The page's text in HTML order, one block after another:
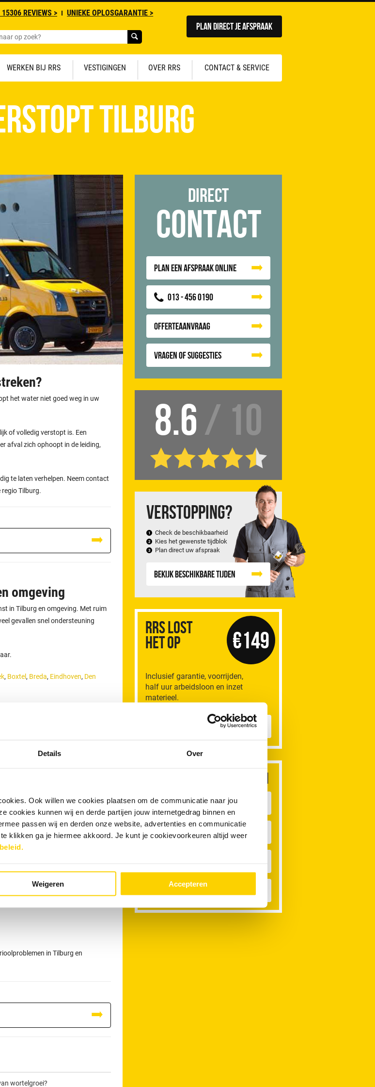
Details Over
Ook willen we cookies plaatsen om de communicatie naar jou
cookies kunnen wij en derde partijen jouw internetgedrag binnen en
passen wij en derden onze website, advertenties en communicatie
klikken ga je hiermee akkoord. Je kunt je cookievoorkeuren altijd weer
Weigeren Accepteren
15306 REVIEWS > UNIEKE OPLOSGARANTIE >
Plan direct je afspraak
WERKEN BIJ RRS VESTIGINGEN OVER RRS CONTACT & SERVICE
Tilburg
het water niet goed weg in uw
of volledig verstopt is. Een
afval zich ophoopt in de leiding,
te laten verhelpen. Neem contact
regio Tilburg.
omgeving
in Tilburg en omgeving. Met ruim
gevallen snel ondersteuning
, Boxtel , Breda, Eindhoven, Den
en inzet van standaard
dit tarief worden verholpen.
BTW per extra kwartier in
avond- of
vindt bij voorkeur per PIN
betaling
in Tilburg en
wortelgroei?
Direct
Contact
Plan een afspraak online
013 - 456 0190
Offerteaanvraag
Vragen of suggesties
8.6 / 10
Verstopping?
Check de beschikbaarheid
Kies het gewenste tijdblok
Plan direct uw afspraak
Bekijk beschikbare tijden
RRS Lost
het op
Inclusief garantie, voorrijden,
half uur arbeidsloon en inzet
materieel.
€149
Andere rioolproblemen
Wastafel Verstopt
Vaatwasser Verstopt
Wasmachine verstopt